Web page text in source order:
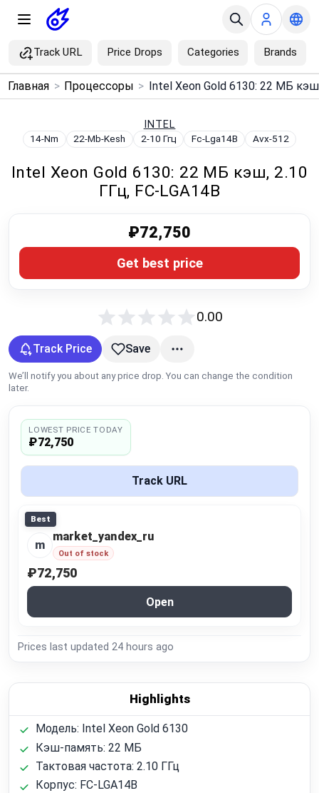
Track URL Price Drops Categories Brands
Menu ×
Home
Search
Categories
Global Price Tracker
Blog
Plans & Pricing
Log in
Главная > Процессоры >
INTEL
14-Nm 22-Mb-Kesh 2-10 Ггц Fc-Lga14B Avx-512
Intel Xeon Gold 6130: 22 МБ кэш, 2.10
ГГц, FC-LGA14B
0.00
₽72,750
Get best price
Track Price Save
We’ll notify you about any price drop. You can change the condition
later.
LOWEST PRICE TODAY
₽72,750
Track URL
Best
m
market_yandex_ru
Out of stock
₽72,750
Open
Prices last updated 24 hours ago
Highlights
Модель: Intel Xeon Gold 6130
Кэш-память: 22 МБ
Тактовая частота: 2.10 ГГц
Корпус: FC-LGA14B